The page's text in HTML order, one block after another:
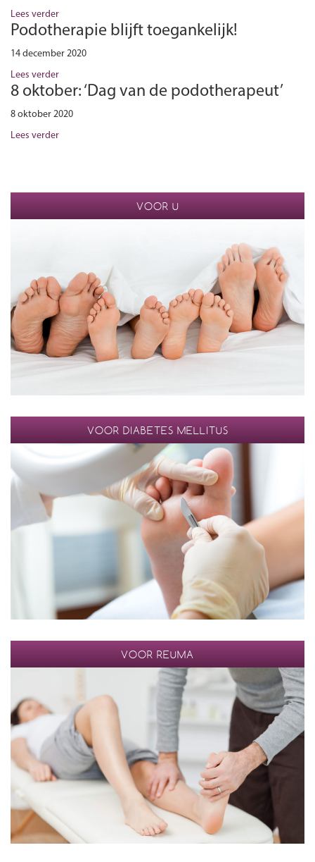
Lees verder
Podotherapie blijft toegankelijk!
14 december 2020
Lees verder
8 oktober: ‘Dag van de podotherapeut’
8 oktober 2020
Lees verder
VOOR U
VOOR DIABETES MELLITUS
VOOR REUMA